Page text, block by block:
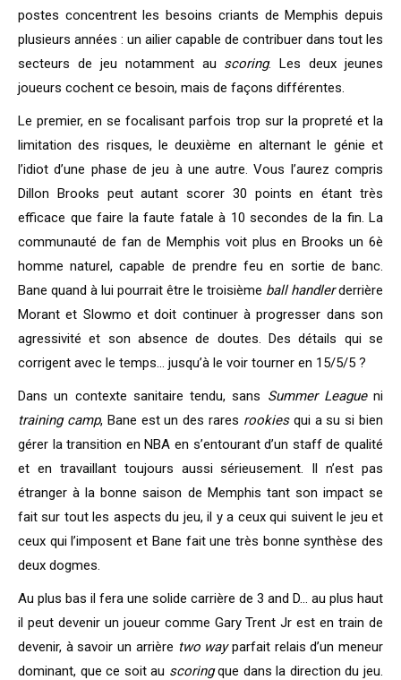
postes concentrent les besoins criants de Memphis depuis
plusieurs années : un ailier capable de contribuer dans tout les
secteurs de jeu notamment au scoring. Les deux jeunes
joueurs cochent ce besoin, mais de façons différentes.
Le premier, en se focalisant parfois trop sur la propreté et la
limitation des risques, le deuxième en alternant le génie et
l’idiot d’une phase de jeu à une autre. Vous l’aurez compris
Dillon Brooks peut autant scorer 30 points en étant très
efficace que faire la faute fatale à 10 secondes de la fin. La
communauté de fan de Memphis voit plus en Brooks un 6è
homme naturel, capable de prendre feu en sortie de banc.
Bane quand à lui pourrait être le troisième ball handlerderrière
Morant et Slowmo et doit continuer à progresser dans son
agressivité et son absence de doutes. Des détails qui se
corrigent avec le temps… jusqu’à le voir tourner en 15/5/5 ?
Dans un contexte sanitaire tendu, sans Summer Leagueni
training camp, Bane est un des rares rookiesqui a su si bien
gérer la transition en NBA en s’entourant d’un staff de qualité
et en travaillant toujours aussi sérieusement. Il n’est pas
étranger à la bonne saison de Memphis tant son impact se
fait sur tout les aspects du jeu, il y a ceux qui suivent le jeu et
ceux qui l’imposent et Bane fait une très bonne synthèse des
deux dogmes.
Au plus bas il fera une solide carrière de 3 and D… au plus haut
il peut devenir un joueur comme Gary Trent Jr est en train de
devenir, à savoir un arrière two wayparfait relais d’un meneur
dominant, que ce soit au scoringque dans la direction du jeu.